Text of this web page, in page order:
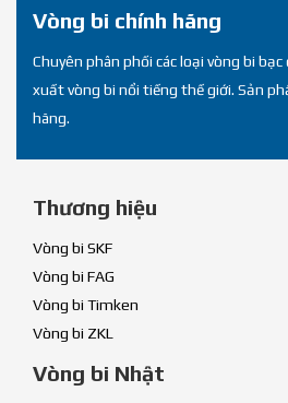
Vòng bi chính hãng
Chuyên phân phối các loại vòng bi bạc
xuất vòng bi nổi tiếng thế giới. Sản
hãng.
Thương hiệu
Vòng bi SKF
Vòng bi FAG
Vòng bi Timken
Vòng bi ZKL
Vòng bi Nhật